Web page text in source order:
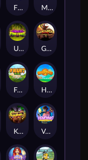
FRKN Bananas Marlin Master
Undead Fortune Gladiator Legends
Fruit Duel Hop'n'Pop
Klowns Vending Machine